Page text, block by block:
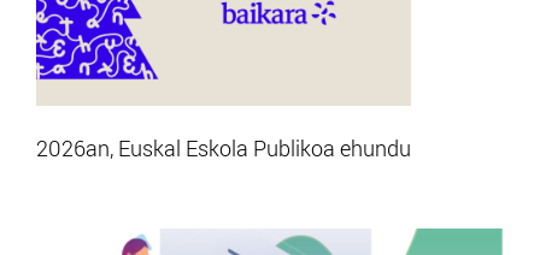
2026an, Euskal Eskola Publikoa ehundu